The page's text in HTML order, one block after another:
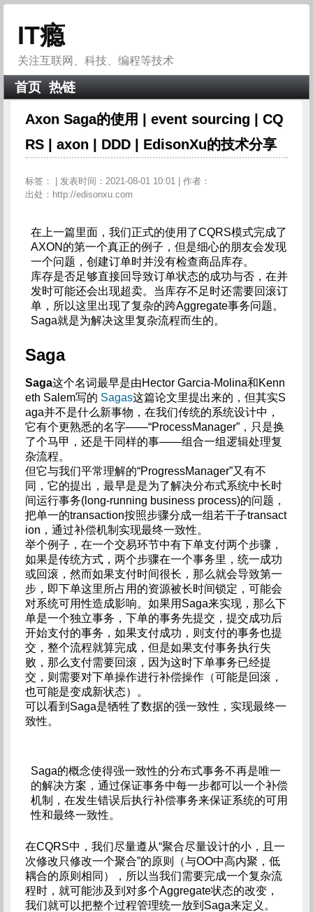
IT瘾
关注互联网、科技、编程等技术
首页 热链
Axon Saga的使用 | event sourcing | CQ
RS | axon | DDD | EdisonXu的技术分享
标签：
| 发表时间：2021-08-01 10:01 | 作者：
出处：http://edisonxu.com
在上一篇里面，我们正式的使用了CQRS模式完成了
AXON的第一个真正的例子，但是细心的朋友会发现
一个问题，创建订单时并没有检查商品库存。
库存是否足够直接回导致订单状态的成功与否，在并
发时可能还会出现超卖。当库存不足时还需要回滚订
Saga就是为解决这里复杂流程而生的。
Saga
Saga这个名词最早是由Hector Garcia-Molina和Kenn
eth Salem写的 Sagas这篇论文里提出来的，但其实S
aga并不是什么新事物，在我们传统的系统设计中，
它有个更熟悉的名字——“ProcessManager”，只是换
了个马甲，还是干同样的事——组合一组逻辑处理复
杂流程。
但它与我们平常理解的“ProgressManager”又有不
同，它的提出，最早是是为了解决分布式系统中长时
间运行事务(long-running business process)的问题，
把单一的transaction按照步骤分成一组若干子transact
ion，通过补偿机制实现最终一致性。
举个例子，在一个交易环节中有下单支付两个步骤，
如果是传统方式，两个步骤在一个事务里，统一成功
或回滚，然而如果支付时间很长，那么就会导致第一
步，即下单这里所占用的资源被长时间锁定，可能会
对系统可用性造成影响。如果用Saga来实现，那么下
单是一个独立事务，下单的事务先提交，提交成功后
开始支付的事务，如果支付成功，则支付的事务也提
交，整个流程就算完成，但是如果支付事务执行失
败，那么支付需要回滚，因为这时下单事务已经提
交，则需要对下单操作进行补偿操作（可能是回滚，
也可能是变成新状态）。
可以看到Saga是牺牲了数据的强一致性，实现最终一
致性。
Saga的概念使得强一致性的分布式事务不再是唯一
的解决方案，通过保证事务中每一步都可以一个补偿
机制，在发生错误后执行补偿事务来保证系统的可用
性和最终一致性。
在CQRS中，我们尽量遵从“聚合尽量设计的小，且一
次修改只修改一个聚合”的原则（与OO中高内聚，低
耦合的原则相同），所以当我们需要完成一个复杂流
程时，就可能涉及到对多个Aggregate状态的改变，
我们就可以把整个过程管理统一放到Saga来定义。